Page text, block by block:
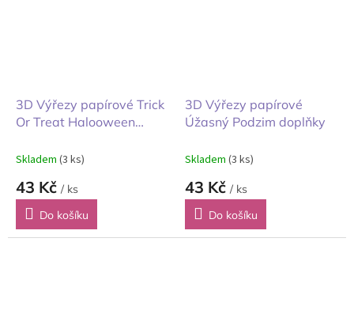
3D Výřezy papírové Trick
Or Treat Halooween
Skladem (3 ks)
43 Kč / ks
Do košíku
3D Výřezy papírové
Úžasný Podzim doplňky
Skladem (3 ks)
43 Kč / ks
Do košíku